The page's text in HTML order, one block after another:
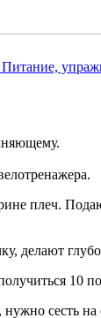
Питание,
плеч.
делают
10
сесть